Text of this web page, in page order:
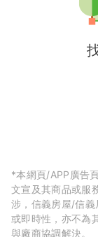
*本網頁/APP廣告
文宣及其商品或服
涉，信義房屋/信義
或即時性，亦不為
與廠商協調解決。